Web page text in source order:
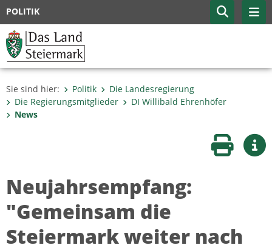
POLITIK
Sie sind hier: Politik
Die Landesregierung
Die Regierungsmitglieder
DI Willibald Ehrenhöfer
News
Seite
Neujahrsempfang:
"Gemeinsam die
Steiermark weiter nach